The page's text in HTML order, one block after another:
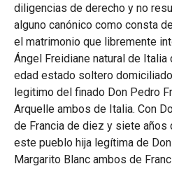
diligencias de derecho y no
alguno canónico como consta
el matrimonio que libremente
Ángel Freidiane natural de
edad estado soltero
legitimo del finado Don Pedro
Arquelle ambos de Italia. Con
de Francia de diez y siete años
este pueblo hija legítima de
Margarito Blanc ambos de